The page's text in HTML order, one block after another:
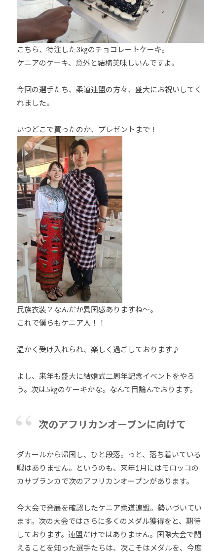
こちら、特注した3㎏のチョコレートケーキ。
ケニアのケーキ、意外と結構美味しいんですよ。
今回の選手たち、柔道連盟の方々、盛大にお祝いしてく
れました。
いつどこで買ったのか、プレゼントまで！
民族衣装？なんだか異国感ありますね～。
これで僕らもケニア人！！
温かく受け入れられ、楽しく過ごしております♪
よし、来年も盛大に結婚式二周年記念イベントをやろ
う。次は5㎏のケーキかな。なんて目論んでおります。
次のアフリカンオープンに向けて
ダカールから帰国し、ひと段落。っと、落ち着いている
暇はありません。というのも、来年1月にはモロッコの
カサブランカで次のアフリカンオープンがあります。
今大会で発展を確認したケニア柔道連盟。勢いづいてい
ます。次の大会ではさらに多くのメダル獲得をと、期待
しております。連盟だけではありません。国際大会で闘
えることを知った選手たちは、次こそはメダルを、今度